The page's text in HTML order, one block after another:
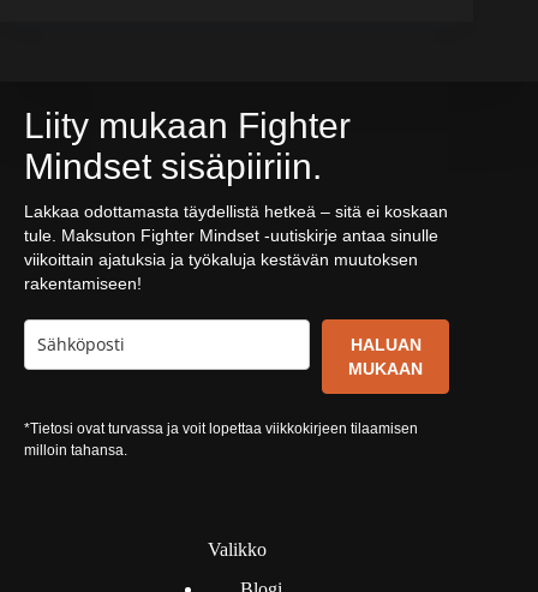
Liity mukaan Fighter
Mindset sisäpiiriin.
Lakkaa odottamasta täydellistä hetkeä – sitä ei koskaan
tule. Maksuton Fighter Mindset -uutiskirje antaa sinulle
viikoittain ajatuksia ja työkaluja kestävän muutoksen
rakentamiseen!
HALUAN
MUKAAN
*Tietosi ovat turvassa ja voit lopettaa viikkokirjeen tilaamisen
milloin tahansa.
Valikko